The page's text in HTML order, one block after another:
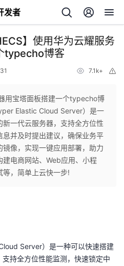
发者
】使用华为云耀服务
typecho博客
7.1k+
用宝塔面板搭建一个typecho博
Elastic Cloud Server）是一
一代云服务器，支持全方位性
并及时提出建议，确保业务平
像，实现一键应用部署，助力
电商网站、Web应用、小程
等，简单上云快一步!
Server）是一种可以快速搭建
持全方位性能监测，快速锁定中